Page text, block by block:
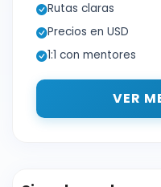
Rutas claras
Precios en USD
1:1 con mentores
VER